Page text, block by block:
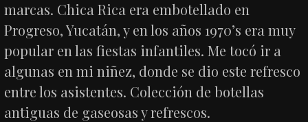
marcas. Chica Rica era embotellado en
Progreso, Yucatán, y en los años 1970’s era muy
popular en las fiestas infantiles. Me tocó ir a
algunas en mi niñez, donde se dio este refresco
entre los asistentes. Colección de botellas
antiguas de gaseosas y refrescos.